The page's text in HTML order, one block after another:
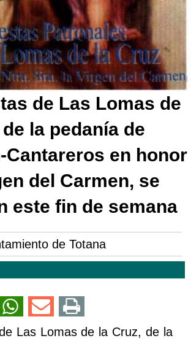
de Las Lomas de
la pedanía de
Cantareros en honor
del Carmen, se
este fin de semana
de Totana
Las Lomas de la Cruz, de la